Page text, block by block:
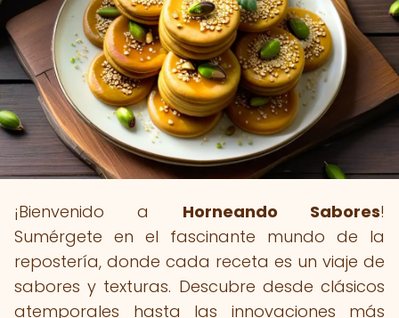
¡Bienvenido a Horneando Sabores!
Sumérgete en el fascinante mundo de la
repostería, donde cada receta es un viaje de
sabores y texturas. Descubre desde clásicos
atemporales hasta las innovaciones más